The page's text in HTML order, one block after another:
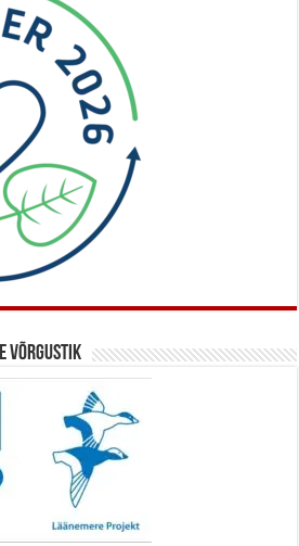
võrgustik